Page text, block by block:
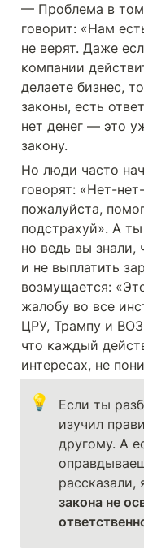
— Проблема в
говорит: «Нам
не верят. Даже
компании
делаете бизнес,
законы, есть
нет денег — это
закону.
Но люди часто
говорят: «Нет-
пожалуйста,
подстрахуй». А
но ведь вы
и не выплатить
возмущается:
жалобу во все
ЦРУ, Трампу и
что каждый
интересах, не
💡
Если ты
изучил
другому. А
рассказали,
закона не